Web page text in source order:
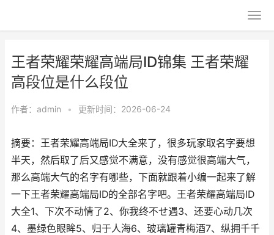
王者荣耀荣耀高端局ID锦集 王者荣耀
高段位是什么段位
作者： admin • 更新时间：2026-06-24
摘要：王者荣耀高端局ID大全来了，很多玩家取名字要想
半天，然后取了后又感觉不满意，没有感觉很高端大气，
那么高端大气的名字有哪些，下面就跟着小编一起来了解
一下王者荣耀高端局ID的全部名字吧。王者荣耀高端局ID
大全1、下次不动情了2、你我终不せ遇3、还要心动几次
4、墨绿色眼眸5、归于人海6、玻璃罐青梅酒7、纵拥千千